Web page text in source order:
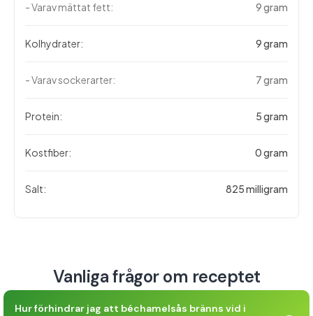
- Varav mättat fett: 9 gram
Kolhydrater: 9 gram
- Varav sockerarter: 7 gram
Protein: 5 gram
Kostfiber: 0 gram
Salt: 825 milligram
Vanliga frågor om receptet
Hur förhindrar jag att béchamelsås bränns vid i